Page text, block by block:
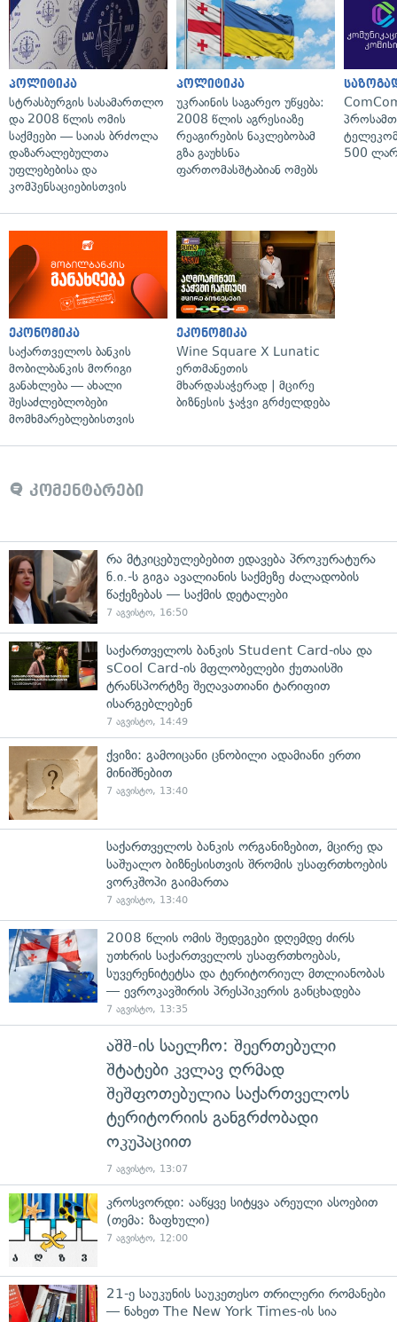
პოლიტიკა
სტრასბურგის სასამართლო
და 2008 წლის ომის
საქმეები — საიას ბრძოლა
დაზარალებულთა
უფლებებისა და
კომპენსაციებისთვის
პოლიტიკა
უკრაინის საგარეო უწყება:
2008 წლის აგრესიაზე
რეაგირების ნაკლებობამ
გზა გაუხსნა
ფართომასშტაბიან ომებს
500
ეკონომიკა
საქართველოს ბანკის
მობილბანკის მორიგი
განახლება — ახალი
შესაძლებლობები
მომხმარებლებისთვის
ეკონომიკა
Wine Square X Lunatic
ერთმანეთის
მხარდასაჭერად | მცირე
ბიზნესის ჯაჭვი გრძელდება
კომენტარები
რა მტკიცებულებებით ედავება პროკურატურა
ნ.ი.-ს გიგა ავალიანის საქმეზე ძალადობის
წაქეზებას — საქმის დეტალები
7 აგვისტო, 16:50
საქართველოს ბანკის Student Card-ისა და
sCool Card-ის მფლობელები ქუთაისში
ტრანსპორტზე შეღავათიანი ტარიფით
ისარგებლებენ
7 აგვისტო, 14:49
ქვიზი: გამოიცანი ცნობილი ადამიანი ერთი
მინიშნებით
7 აგვისტო, 13:40
საქართველოს ბანკის ორგანიზებით, მცირე და
საშუალო ბიზნესისთვის შრომის უსაფრთხოების
ვორკშოპი გაიმართა
7 აგვისტო, 13:40
2008 წლის ომის შედეგები დღემდე ძირს
უთხრის საქართველოს უსაფრთხოებას,
სუვერენიტეტსა და ტერიტორიულ მთლიანობას
— ევროკავშირის პრესპიკერის განცხადება
7 აგვისტო, 13:35
აშშ-ის საელჩო: შეერთებული
შტატები კვლავ ღრმად
შეშფოთებულია საქართველოს
ტერიტორიის განგრძობადი
ოკუპაციით
7 აგვისტო, 13:07
კროსვორდი: ააწყვე სიტყვა არეული ასოებით
(თემა: ზაფხული)
7 აგვისტო, 12:00
21-ე საუკუნის საუკეთესო თრილერი რომანები
— ნახეთ The New York Times-ის სია